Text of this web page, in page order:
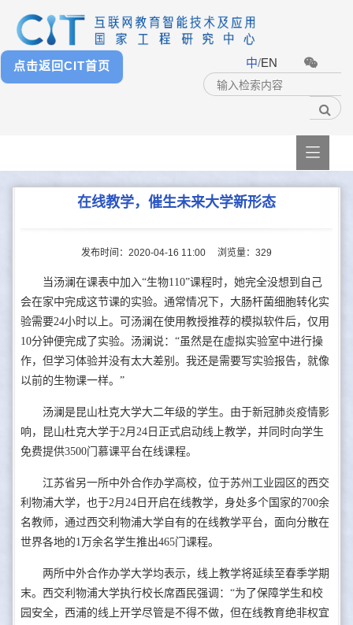
点击返回CIT首页 中/EN

在线教学，催生未来大学新形态
发布时间：2020-04-16 11:00 浏览量： 329
当汤澜在课表中加入“生物110”课程时，她完全没想到自己
会在家中完成这节课的实验。通常情况下，大肠杆菌细胞转化实
验需要24小时以上。可汤澜在使用教授推荐的模拟软件后，仅用
10分钟便完成了实验。汤澜说：“虽然是在虚拟实验室中进行操
作，但学习体验并没有太大差别。我还是需要写实验报告，就像
以前的生物课一样。”
汤澜是昆山杜克大学大二年级的学生。由于新冠肺炎疫情影
响，昆山杜克大学于2月24日正式启动线上教学，并同时向学生
免费提供3500门慕课平台在线课程。
江苏省另一所中外合作办学高校，位于苏州工业园区的西交
利物浦大学，也于2月24日开启在线教学，身处多个国家的700余
名教师，通过西交利物浦大学自有的在线教学平台，面向分散在
世界各地的1万余名学生推出465门课程。
两所中外合作办学大学均表示，线上教学将延续至春季学期
末。西交利物浦大学执行校长席酉民强调：“为了保障学生和校
园安全，西浦的线上开学尽管是不得不做，但在线教育绝非权宜